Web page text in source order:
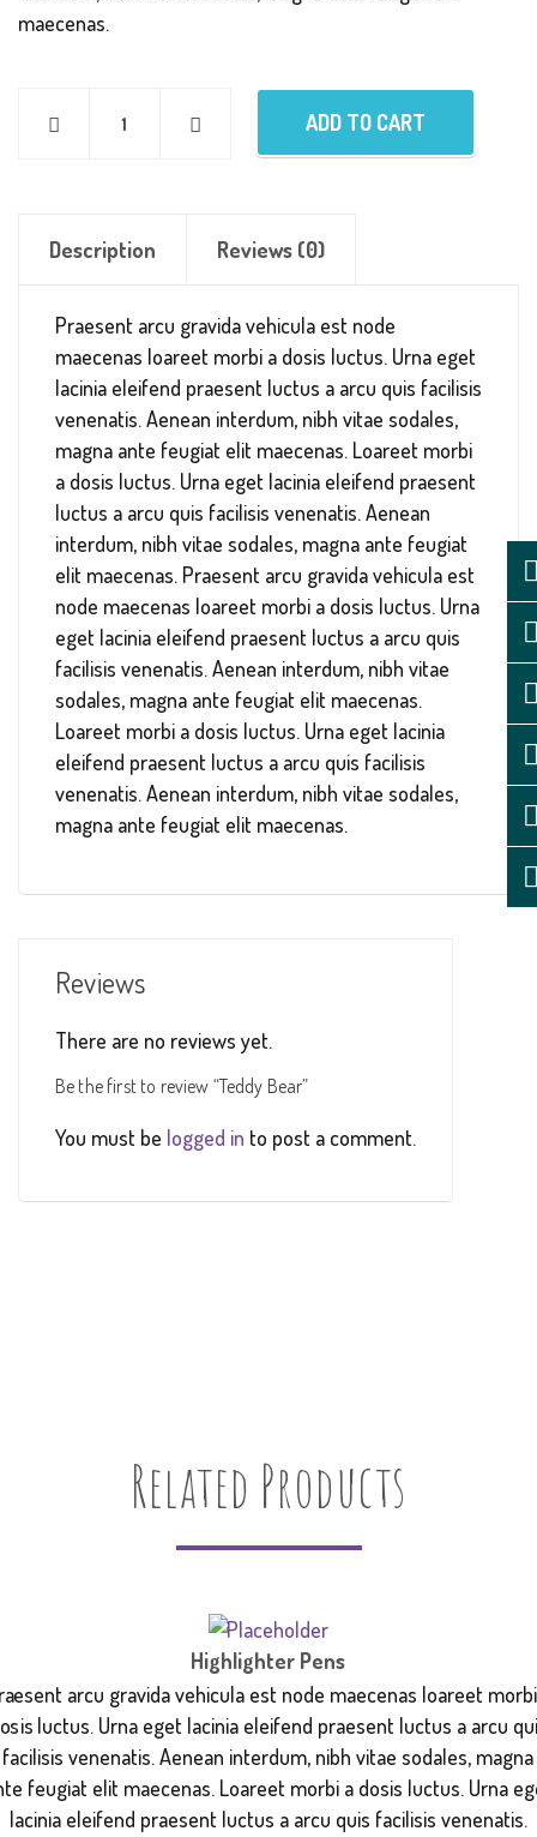
maecenas.
ADD TO CART
Description Reviews (0)
Praesent arcu gravida vehicula est node
maecenas loareet morbi a dosis luctus. Urna eget
lacinia eleifend praesent luctus a arcu quis facilisis
venenatis. Aenean interdum, nibh vitae sodales,
magna ante feugiat elit maecenas. Loareet morbi
a dosis luctus. Urna eget lacinia eleifend praesent
luctus a arcu quis facilisis venenatis. Aenean
interdum, nibh vitae sodales, magna ante feugiat
elit maecenas. Praesent arcu gravida vehicula est
node maecenas loareet morbi a dosis luctus. Urna
eget lacinia eleifend praesent luctus a arcu quis
facilisis venenatis. Aenean interdum, nibh vitae
sodales, magna ante feugiat elit maecenas.
Loareet morbi a dosis luctus. Urna eget lacinia
eleifend praesent luctus a arcu quis facilisis
venenatis. Aenean interdum, nibh vitae sodales,
magna ante feugiat elit maecenas.
Reviews
There are no reviews yet.
Be the first to review “Teddy Bear”
You must be logged in to post a comment.
Related Products
Highlighter Pens
arcu gravida vehicula est node maecenas loareet
luctus. Urna eget lacinia eleifend praesent luctus a arcu
facilisis venenatis. Aenean interdum, nibh vitae sodales, magna
feugiat elit maecenas. Loareet morbi a dosis luctus. Urna
lacinia eleifend praesent luctus a arcu quis facilisis venenatis.